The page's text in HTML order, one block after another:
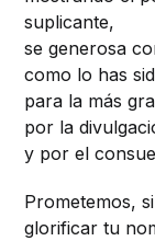
suplicante,
se generosa
como lo has
para la más
por la
y por el
Prometemos,
glorificar tu